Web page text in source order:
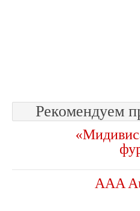
Рекомендуем
AAA